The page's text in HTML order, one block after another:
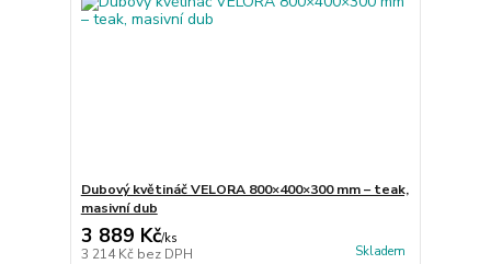
Dubový květináč VELORA 800×400×300 mm – teak,
masivní dub
3 889 Kč/ks
3 214 Kč bez DPH Skladem